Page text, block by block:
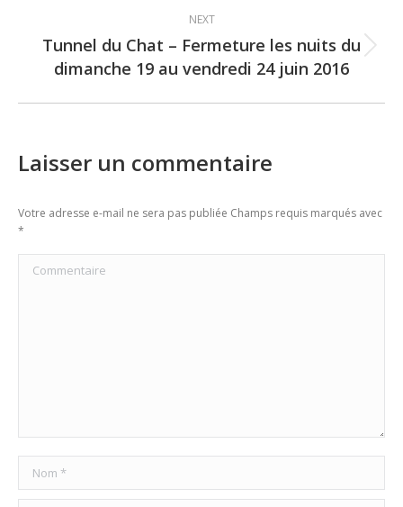
NEXT
Next
post:
Tunnel du Chat – Fermeture les nuits du
dimanche 19 au vendredi 24 juin 2016
Laisser un commentaire
Votre adresse e-mail ne sera pas publiée Champs requis marqués avec
*
Commentaire
Nom *